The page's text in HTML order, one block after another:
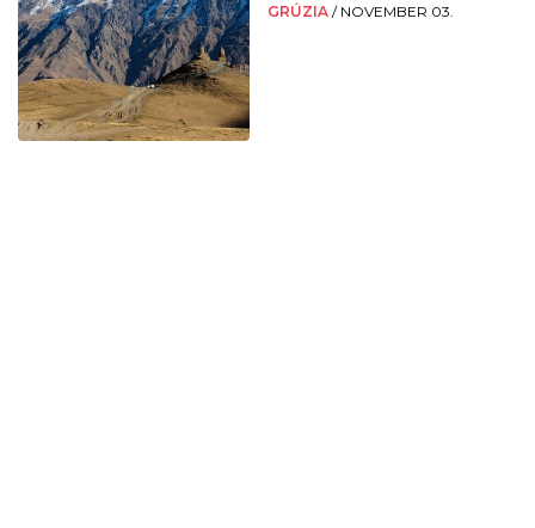
GRÚZIA / NOVEMBER 03.